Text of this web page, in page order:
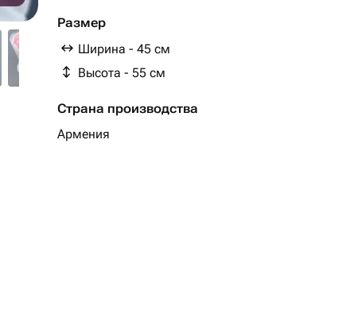
Размер
Ширина - 45 см
Высота - 55 см
Страна производства
Армения